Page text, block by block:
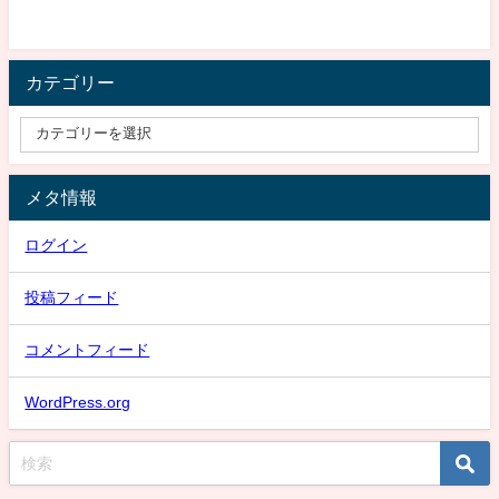
カテゴリー
メタ情報
ログイン
投稿フィード
コメントフィード
WordPress.org